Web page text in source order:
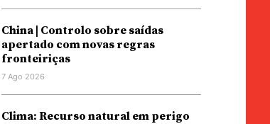
China | Controlo sobre saídas
apertado com novas regras
fronteiriças
7 Ago 2026
Clima: Recurso natural em perigo